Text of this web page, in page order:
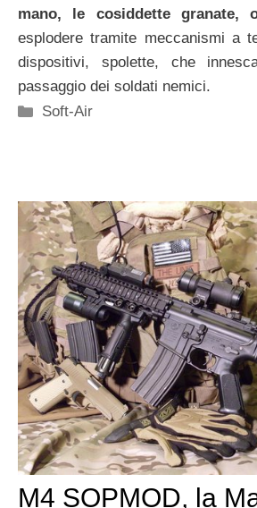
mano, le cosiddette granate,
esplodere tramite meccanismi a
dispositivi, spolette, che
passaggio dei soldati nemici.
Categorie
Soft-Air
M4 SOPMOD, la